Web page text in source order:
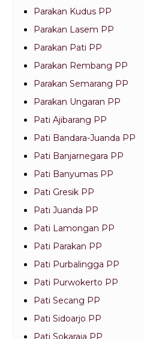
Parakan Kudus PP
Parakan Lasem PP
Parakan Pati PP
Parakan Rembang PP
Parakan Semarang PP
Parakan Ungaran PP
Pati Ajibarang PP
Pati Bandara-Juanda PP
Pati Banjarnegara PP
Pati Banyumas PP
Pati Gresik PP
Pati Juanda PP
Pati Lamongan PP
Pati Parakan PP
Pati Purbalingga PP
Pati Purwokerto PP
Pati Secang PP
Pati Sidoarjo PP
Pati Sokaraja PP